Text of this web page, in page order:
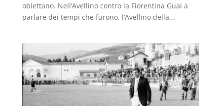
obiettano. Nell’Avellino contro la Fiorentina Guai a
parlare dei tempi che furono, l’Avellino della...